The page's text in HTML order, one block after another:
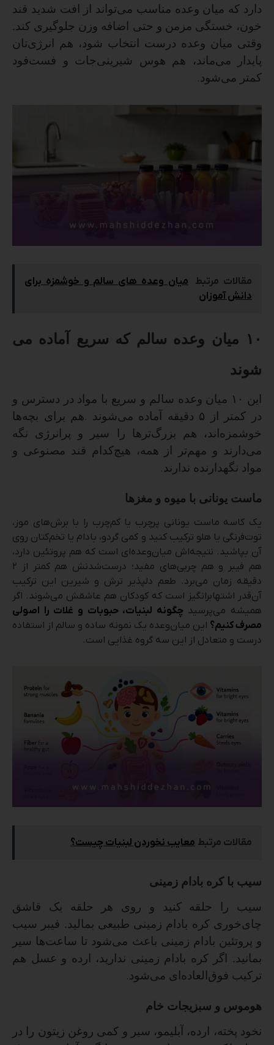
دارد که میان وعده مناسب می‌تواند از افت شدید قند
خون، خستگی مزمن و حتی اضافه وزن جلوگیری کند.
وقتی میان وعده درست انتخاب شود، هم انرژی‌تان
پایدار می‌ماند، هم هوس شیرینی‌جات و فست‌فود
کمتر می‌شود.
مقالات مرتبط
میان وعده های سالم و خوشمزه برای
دانش آموزان
۱۰ میان وعده سالم که سریع آماده می
شوند
این ۱۰ میان وعده سالم و سریع با مواد در دسترس و
در کمتر از ۵ دقیقه آماده می‌شوند .هم برای بچه‌ها
خوشمزه‌اند، هم بزرگ‌ترها را سیر و پرانرژی نگه
می‌دارند و مهم‌تر از همه، هیچ‌کدام قند مصنوعی و
مواد نگهدارنده ندارند.
ماست یونانی با میوه و مغزها
یک کاسه ماست یونانی پرچرب یا کم‌چرب را با برش‌های موز،
توت‌فرنگی یا هلو ترکیب کنید و کمی گردو، بادام یا تخم‌کتان روی
آن بپاشید. نتیجه‌اش میان‌وعده‌ای است که هم پروتئین دارد،
هم فیبر و هم چربی‌های مفید؛ درست‌شدنش هم کمتر از ۲
دقیقه زمان می‌برد. طعم دلپذیر ترش و شیرین این ترکیب
آن‌قدر اشتهابرانگیز است که کودکان هم عاشقش می‌شوند. اگر
همیشه می‌پرسید چگونه لبنیات، حبوبات و غلات را اصولی
مصرف کنیم؟ این میان‌وعده یک نمونه ساده و سالم از استفاده
درست و متعادل از این سه گروه غذایی است.
مقالات مرتبط معایب نخوردن لبنیات چیست؟
سیب با کره بادام زمینی
سیب را حلقه کنید و روی هر حلقه یک قاشق
چای‌خوری کره بادام زمینی طبیعی بمالید. فیبر سیب
و پروتئین بادام زمینی باعث می‌شود تا ساعت‌ها سیر
بمانید. اگر کره بادام زمینی ندارید، ارده و عسل هم
ترکیب فوق‌العاده‌ای می‌شود .
هوموس و سبزیجات خام
نخود پخته، ارده، آبلیمو، سیر و کمی روغن زیتون را در